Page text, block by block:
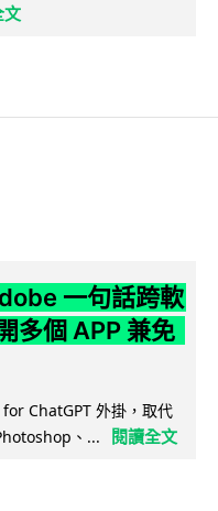
文
一句話跨軟
多個 APP 兼免
ChatGPT 外掛，取代
、...
閱讀全文